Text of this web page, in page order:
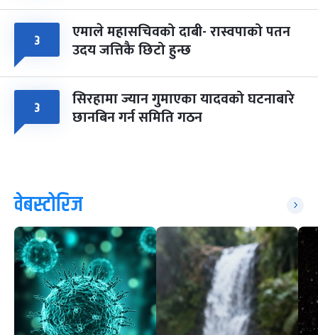
३ एमाले महासचिवको दाबी- रास्वपाको पतन
उदय जत्तिकै छिटो हुन्छ
३ सिरहामा ज्यान गुमाएका यादवको घटनाबारे
छानबिन गर्न समिति गठन
वेबस्टोरिज